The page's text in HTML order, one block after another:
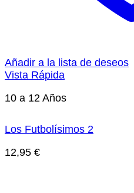
Añadir a la lista de deseos
Vista Rápida
10 a 12 Años
Los Futbolísimos 2
12,95 €